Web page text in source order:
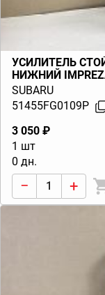
УСИЛИТЕЛЬ
НИЖНИЙ
SUBARU
51455FG0109P
3 050 ₽
1 шт
0 дн.
− +